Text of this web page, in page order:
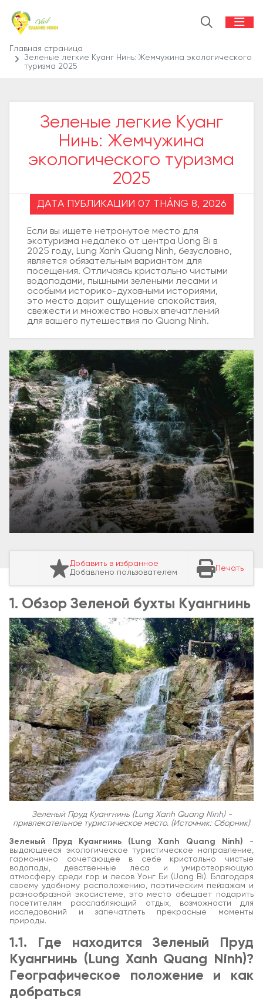
Главная страница
Зеленые легкие Куанг Нинь: Жемчужина экологического
туризма 2025
Зеленые легкие Куанг
Нинь: Жемчужина
экологического туризма
2025
ДАТА ПУБЛИКАЦИИ 07 THÁNG 8, 2026
Если вы ищете нетронутое место для
экотуризма недалеко от центра Uong Bi в
2025 году, Lung Xanh Quang Ninh, безусловно,
является обязательным вариантом для
посещения. Отличаясь кристально чистыми
водопадами, пышными зелеными лесами и
особыми историко-духовными историями,
это место дарит ощущение спокойствия,
свежести и множество новых впечатлений
для вашего путешествия по Quang Ninh.
Добавить в избранное
Добавлено пользователем
Печать
1. Обзор Зеленой бухты Куангнинь
Зеленый Пруд Куангнинь (Lung Xanh Quang Ninh) -
привлекательное туристическое место. (Источник: Сборник)
Зеленый Пруд Куангнинь (Lung Xanh Quang Ninh) -
выдающееся экологическое туристическое направление,
гармонично сочетающее в себе кристально чистые
водопады, девственные леса и умиротворяющую
атмосферу среди гор и лесов Уонг Би (Uong Bi). Благодаря
своему удобному расположению, поэтическим пейзажам и
разнообразной экосистеме, это место обещает подарить
посетителям расслабляющий отдых, возможности для
исследований и запечатлеть прекрасные моменты
природы.
1.1. Где находится Зеленый Пруд
Куангнинь (Lung Xanh Quang Ninh)?
Географическое положение и как
добраться